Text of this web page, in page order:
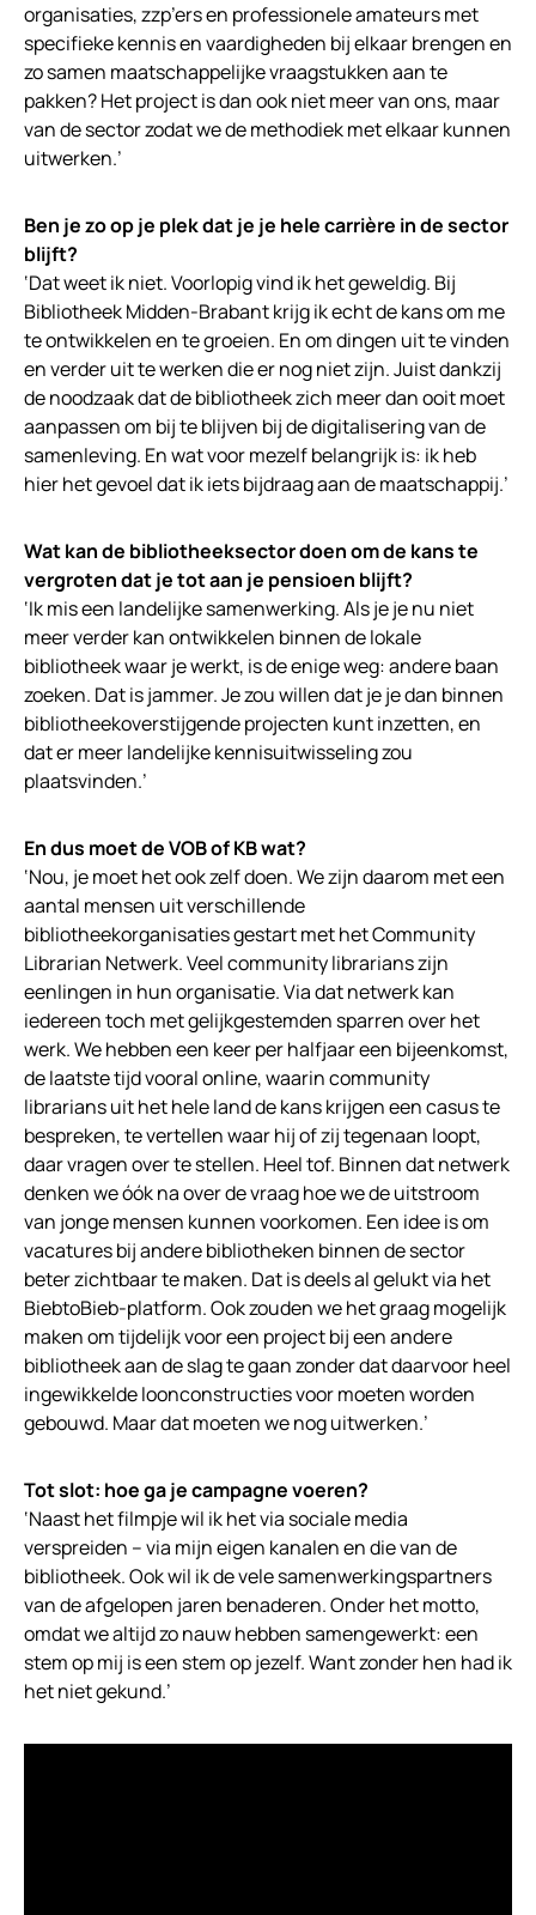
organisaties, zzp’ers en professionele amateurs met
specifieke kennis en vaardigheden bij elkaar brengen en
zo samen maatschappelijke vraagstukken aan te
pakken? Het project is dan ook niet meer van ons, maar
van de sector zodat we de methodiek met elkaar kunnen
uitwerken.’
Ben je zo op je plek dat je je hele carrière in de sector
blijft?
‘Dat weet ik niet. Voorlopig vind ik het geweldig. Bij
Bibliotheek Midden-Brabant krijg ik echt de kans om me
te ontwikkelen en te groeien. En om dingen uit te vinden
en verder uit te werken die er nog niet zijn. Juist dankzij
de noodzaak dat de bibliotheek zich meer dan ooit moet
aanpassen om bij te blijven bij de digitalisering van de
samenleving. En wat voor mezelf belangrijk is: ik heb
hier het gevoel dat ik iets bijdraag aan de maatschappij.’
Wat kan de bibliotheeksector doen om de kans te
vergroten dat je tot aan je pensioen blijft?
‘Ik mis een landelijke samenwerking. Als je je nu niet
meer verder kan ontwikkelen binnen de lokale
bibliotheek waar je werkt, is de enige weg: andere baan
zoeken. Dat is jammer. Je zou willen dat je je dan binnen
bibliotheekoverstijgende projecten kunt inzetten, en
dat er meer landelijke kennisuitwisseling zou
plaatsvinden.’
En dus moet de VOB of KB wat?
‘Nou, je moet het ook zelf doen. We zijn daarom met een
aantal mensen uit verschillende
bibliotheekorganisaties gestart met het Community
Librarian Netwerk. Veel community librarians zijn
eenlingen in hun organisatie. Via dat netwerk kan
iedereen toch met gelijkgestemden sparren over het
werk. We hebben een keer per halfjaar een bijeenkomst,
de laatste tijd vooral online, waarin community
librarians uit het hele land de kans krijgen een casus te
bespreken, te vertellen waar hij of zij tegenaan loopt,
daar vragen over te stellen. Heel tof. Binnen dat netwerk
denken we óók na over de vraag hoe we de uitstroom
van jonge mensen kunnen voorkomen. Een idee is om
vacatures bij andere bibliotheken binnen de sector
beter zichtbaar te maken. Dat is deels al gelukt via het
BiebtoBieb-platform. Ook zouden we het graag mogelijk
maken om tijdelijk voor een project bij een andere
bibliotheek aan de slag te gaan zonder dat daarvoor heel
ingewikkelde loonconstructies voor moeten worden
gebouwd. Maar dat moeten we nog uitwerken.’
Tot slot: hoe ga je campagne voeren?
‘Naast het filmpje wil ik het via sociale media
verspreiden – via mijn eigen kanalen en die van de
bibliotheek. Ook wil ik de vele samenwerkingspartners
van de afgelopen jaren benaderen. Onder het motto,
omdat we altijd zo nauw hebben samengewerkt: een
stem op mij is een stem op jezelf. Want zonder hen had ik
het niet gekund.’